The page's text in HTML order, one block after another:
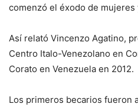
comenzó el éxodo de
Así relató Vincenzo Agatino,
Centro Italo-Venezolano en
Corato en Venezuela en 2012.
Los primeros becarios fueron